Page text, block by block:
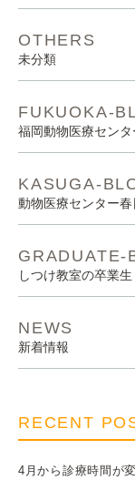
OTHERS
未分類
FUKUOKA-
福岡動物医療セン
KASUGA-
動物医療センター
GRADUATE-
しつけ教室の卒業生
NEWS
新着情報
RECENT
4月から診療時間が